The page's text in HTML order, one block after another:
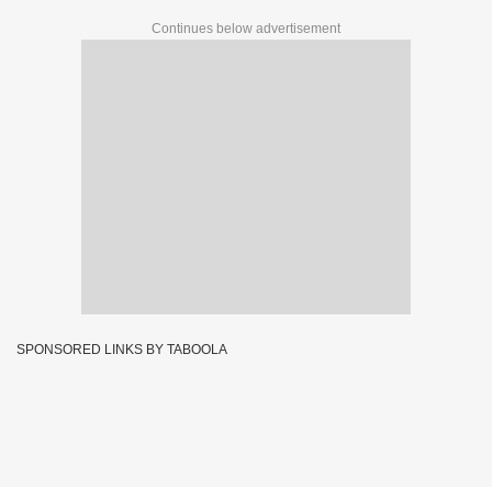
Continues below advertisement
SPONSORED LINKS BY TABOOLA